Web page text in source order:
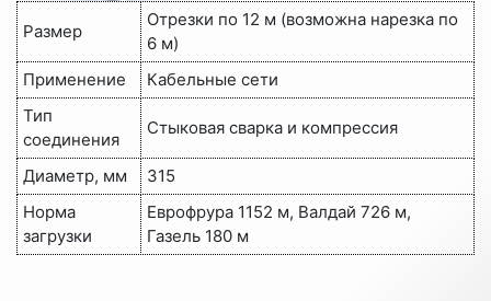
Размер
Отрезки по 12 м (возможна нарезка по
6 м)
Применение
Кабельные сети
Тип
соединения
Стыковая сварка и компрессия
Диаметр, мм
315
Норма
загрузки
Еврофрура 1152 м, Валдай 726 м,
Газель 180 м